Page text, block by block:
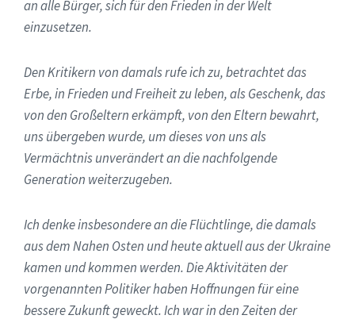
an alle Bürger, sich für den Frieden in der Welt
einzusetzen.
Den Kritikern von damals rufe ich zu, betrachtet das
Erbe, in Frieden und Freiheit zu leben, als Geschenk, das
von den Großeltern erkämpft, von den Eltern bewahrt,
uns übergeben wurde, um dieses von uns als
Vermächtnis unverändert an die nachfolgende
Generation weiterzugeben.
Ich denke insbesondere an die Flüchtlinge, die damals
aus dem Nahen Osten und heute aktuell aus der Ukraine
kamen und kommen werden. Die Aktivitäten der
vorgenannten Politiker haben Hoffnungen für eine
bessere Zukunft geweckt. Ich war in den Zeiten der